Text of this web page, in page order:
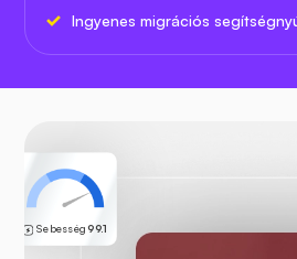
Ingyenes migrációs
Sebesség99.1